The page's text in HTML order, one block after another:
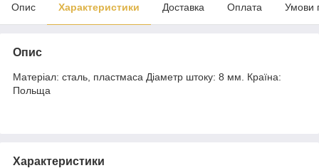
Опис Характеристики Доставка Оплата Умови
Опис
Матеріал: сталь, пластмаса Діаметр штоку: 8 мм. Країна:
Польща
Характеристики